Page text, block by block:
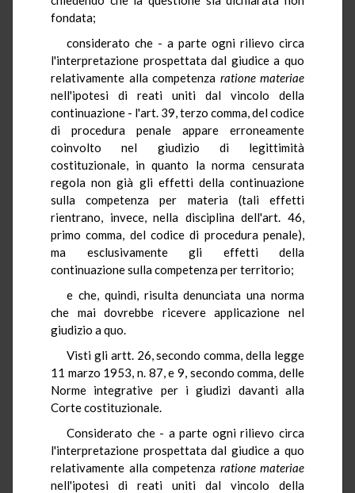
fondata;
considerato che - a parte ogni rilievo circa
l'interpretazione prospettata dal giudice a quo
relativamente alla competenza ratione materiae
nell'ipotesi di reati uniti dal vincolo della
continuazione - l'art. 39, terzo comma, del codice
di procedura penale appare erroneamente
coinvolto nel giudizio di legittimità
costituzionale, in quanto la norma censurata
regola non già gli effetti della continuazione
sulla competenza per materia (tali effetti
rientrano, invece, nella disciplina dell'art. 46,
primo comma, del codice di procedura penale),
ma esclusivamente gli effetti della
continuazione sulla competenza per territorio;
e che, quindi, risulta denunciata una norma
che mai dovrebbe ricevere applicazione nel
giudizio a quo.
Visti gli artt. 26, secondo comma, della legge
11 marzo 1953, n. 87, e 9, secondo comma, delle
Norme integrative per i giudizi davanti alla
Corte costituzionale.
Considerato che - a parte ogni rilievo circa
l'interpretazione prospettata dal giudice a quo
relativamente alla competenza ratione materiae
nell'ipotesi di reati uniti dal vincolo della